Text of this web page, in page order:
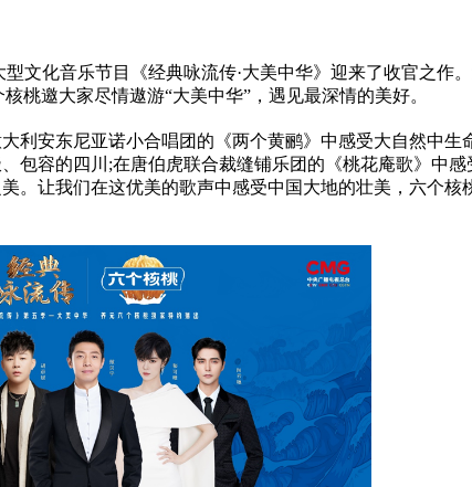
文化音乐节目《经典咏流传·大美中华》迎来了收官之作
桃邀大家尽情遨游“大美中华”，遇见最深情的美好。
利安东尼亚诺小合唱团的《两个黄鹂》中感受大自然中
包容的四川;在唐伯虎联合裁缝铺乐团的《桃花庵歌》中
。让我们在这优美的歌声中感受中国大地的壮美，六个